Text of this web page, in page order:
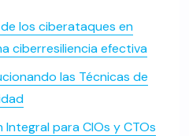
los ciberataques en
ciberresiliencia efectiva
las Técnicas de
para CIOs y CTOs